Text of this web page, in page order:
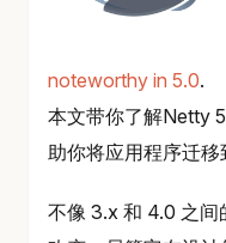
noteworthy in 5.0.
本文带你了解Netty
助你将应用程序迁移
不像 3.x 和 4.0 之间